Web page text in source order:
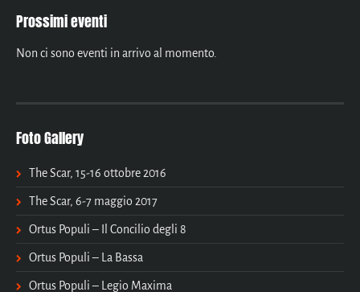
Prossimi eventi
Non ci sono eventi in arrivo al momento.
Foto Gallery
The Scar, 15-16 ottobre 2016
The Scar, 6-7 maggio 2017
Ortus Populi – Il Concilio degli 8
Ortus Populi – La Bassa
Ortus Populi – Legio Maxima